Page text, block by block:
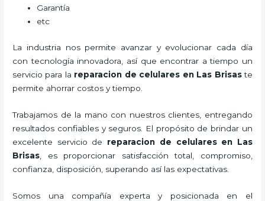
Garantía
etc
La industria nos permite avanzar y evolucionar cada día
con tecnología innovadora, así que encontrar a tiempo un
servicio para la reparacion de celulares en Las Brisaste
permite ahorrar costos y tiempo.
Trabajamos de la mano con nuestros clientes, entregando
resultados confiables y seguros. El propósito de brindar un
excelente servicio de reparacion de celulares en Las
Brisas , es proporcionar satisfacción total, compromiso,
confianza, disposición, superando así las expectativas.
Somos una compañía experta y posicionada en el